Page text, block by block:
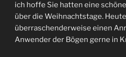
ich hoffe Sie hatten eine
über die Weihnachtstage.
überraschenderweise einen
Anwender der Bögen gerne in